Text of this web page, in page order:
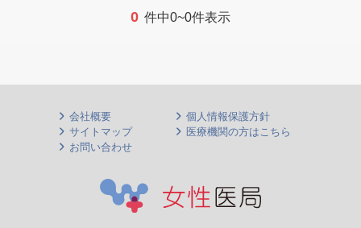
0 件中0~0件表示
会社概要
個人情報保護方針
サイトマップ
医療機関の方はこちら
お問い合わせ